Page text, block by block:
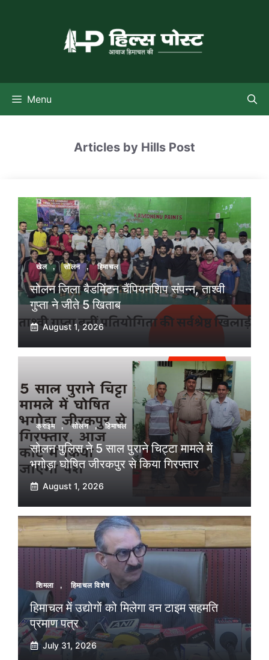
Menu
Articles by Hills Post
खेल , सोलन , हिमाचल
सोलन जिला बैडमिंटन चैंपियनशिप संपन्न, ताश्वी
गुप्ता ने जीते 5 खिताब
August 1, 2026
क्राइम , सोलन , हिमाचल
सोलन पुलिस ने 5 साल पुराने चिट्टा मामले में
भगोड़ा घोषित जीरकपुर से किया गिरफ्तार
August 1, 2026
शिमला , हिमाचल विशेष
हिमाचल में उद्योगों को मिलेगा वन टाइम सहमति
प्रमाण पत्र
July 31, 2026